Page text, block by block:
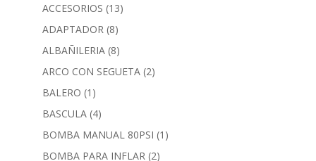
ACCESORIOS (13)
ADAPTADOR (8)
ALBAÑILERIA (8)
ARCO CON SEGUETA (2)
BALERO (1)
BASCULA (4)
BOMBA MANUAL 80PSI (1)
BOMBA PARA INFLAR (2)